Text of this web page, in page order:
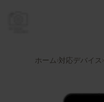
ホーム 対応デバイス